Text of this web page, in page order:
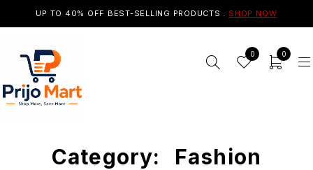
UP TO 40% OFF BEST-SELLING PRODUCTS . SHOP NOW
0 0
Category: Fashion